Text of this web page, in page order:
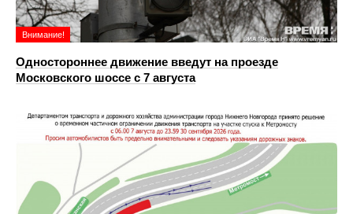
Внимание!
Одностороннее движение введут на проезде
Московского шоссе с 7 августа